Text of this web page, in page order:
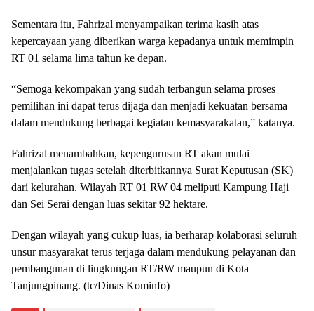
Sementara itu, Fahrizal menyampaikan terima kasih atas
kepercayaan yang diberikan warga kepadanya untuk memimpin
RT 01 selama lima tahun ke depan.
“Semoga kekompakan yang sudah terbangun selama proses
pemilihan ini dapat terus dijaga dan menjadi kekuatan bersama
dalam mendukung berbagai kegiatan kemasyarakatan,” katanya.
Fahrizal menambahkan, kepengurusan RT akan mulai
menjalankan tugas setelah diterbitkannya Surat Keputusan (SK)
dari kelurahan. Wilayah RT 01 RW 04 meliputi Kampung Haji
dan Sei Serai dengan luas sekitar 92 hektare.
Dengan wilayah yang cukup luas, ia berharap kolaborasi seluruh
unsur masyarakat terus terjaga dalam mendukung pelayanan dan
pembangunan di lingkungan RT/RW maupun di Kota
Tanjungpinang. (tc/Dinas Kominfo)